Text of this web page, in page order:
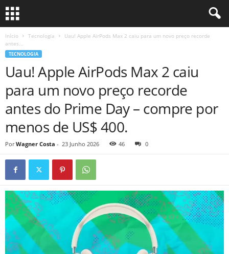
Início Tecnologia
Uau! Apple AirPods Max 2 caiu para um novo preço recorde
antes...
TECNOLOGIA
Uau! Apple AirPods Max 2 caiu
para um novo preço recorde
antes do Prime Day – compre por
menos de US$ 400.
Por Wagner Costa - 23 Junho 2026 46 0